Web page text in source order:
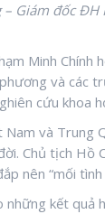
– Giám đốc
Minh Chính
và các
cứu khoa
và Trung
Chủ tịch Hồ
nên “mối
những kết